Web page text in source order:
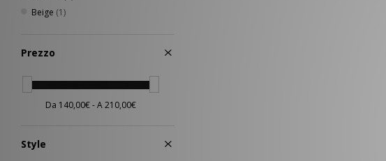
Beige (1)
Prezzo
Style